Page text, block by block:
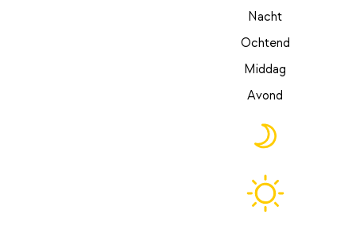
Nacht
Ochtend
Middag
Avond